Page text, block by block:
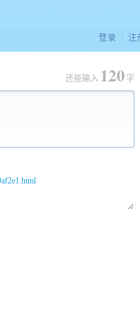
登录 注
还能输入 120 字